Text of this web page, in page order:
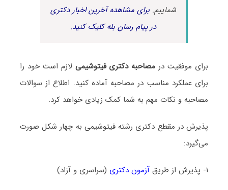
شماییم.برای مشاهده آخرین اخبار دکتری
در پیام رسان بله کلیک کنید.
برای موفقیت در مصاحبه دکتری فیتوشیمی لازم است خود را
برای عملکرد مناسب در مصاحبه آماده کنید. اطلاع از سوالات
مصاحبه و نکات مهم به شما کمک زیادی خواهد کرد.
پذیرش در مقطع دکتری رشته فیتوشیمی به چهار شکل صورت
می‌گیرد:
۱- پذیرش از طریق آزمون دکتری (سراسری و آزاد)